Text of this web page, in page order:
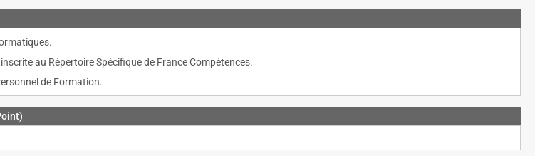
au Répertoire Spécifique de France Compétences.
de Formation.